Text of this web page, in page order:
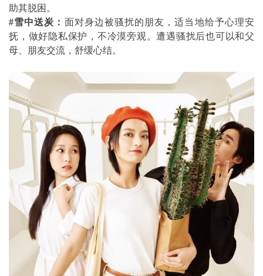
助其脱困。
#雪中送炭： 面对身边被骚扰的朋友，适当地给予心理安
抚，做好隐私保护，不冷漠旁观。遭遇骚扰后也可以和父
母、朋友交流，舒缓心结。